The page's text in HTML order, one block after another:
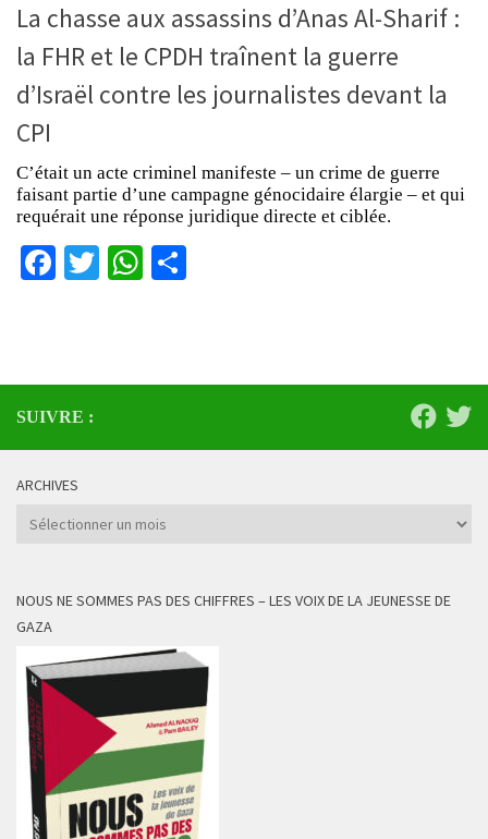
La chasse aux assassins d’Anas Al-Sharif :
la FHR et le CPDH traînent la guerre
d’Israël contre les journalistes devant la
CPI
C’était un acte criminel manifeste – un crime de guerre
faisant partie d’une campagne génocidaire élargie – et qui
requérait une réponse juridique directe et ciblée.
Facebook
TwitterWhatsApp
SUIVRE :
ARCHIVES
Archives
NOUS NE SOMMES PAS DES CHIFFRES – LES VOIX DE LA JEUNESSE DE
GAZA